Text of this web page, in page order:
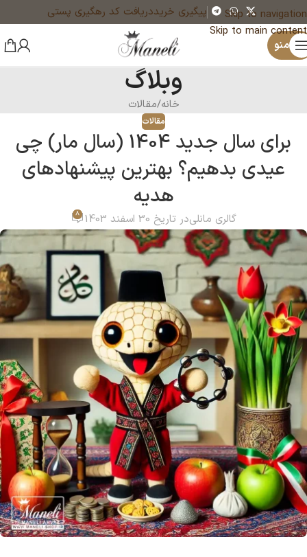
Skip to navigation
Skip to main content
پیگیری خریددریافت کد رهگیری پستی
منو
وبلاگ
خانه مقالات
مقالات
برای سال جدید 1404 (سال مار) چی
عیدی بدهیم؟ بهترین پیشنهادهای
هدیه
گالری مانلیدر تاریخ 30 اسفند 1403 8